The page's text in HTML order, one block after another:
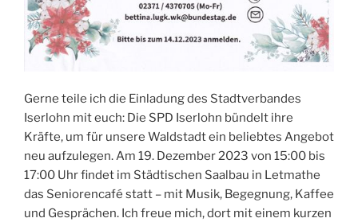
Gerne teile ich die Einladung des Stadtverbandes
Iserlohn mit euch: Die SPD Iserlohn bündelt ihre
Kräfte, um für unsere Waldstadt ein beliebtes Angebot
neu aufzulegen. Am 19. Dezember 2023 von 15:00 bis
17:00 Uhr findet im Städtischen Saalbau in Letmathe
das Seniorencafé statt – mit Musik, Begegnung, Kaffee
und Gesprächen. Ich freue mich, dort mit einem kurzen